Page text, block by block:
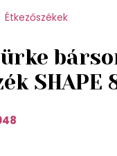
Étkezőszékek
SHAPE